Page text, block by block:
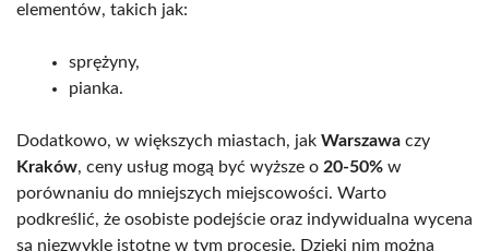
elementów, takich jak:
sprężyny,
pianka.
Dodatkowo, w większych miastach, jak Warszawa czy
Kraków, ceny usług mogą być wyższe o 20-50% w
porównaniu do mniejszych miejscowości. Warto
podkreślić, że osobiste podejście oraz indywidualna wycena
są niezwykle istotne w tym procesie. Dzięki nim można